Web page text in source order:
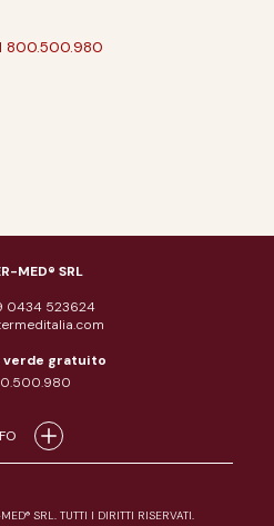
800.500.980
MED® SRL
0434 523624
verde gratuito
SRL. TUTTI I DIRITTI RISERVATI.